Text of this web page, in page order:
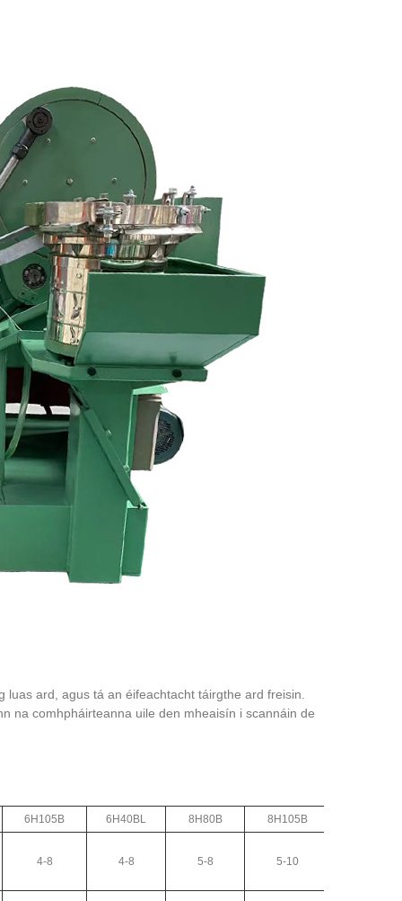
ard, agus tá an éifeachtacht táirgthe ard freisin.
na comhpháirteanna uile den mheaisín i scannáin de
6H105B 6H40BL 8H80B 8H105B
4-8 4-8 5-8 5-10